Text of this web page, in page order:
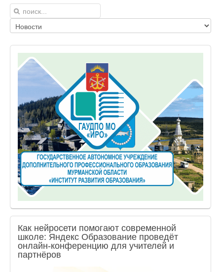
Как нейросети помогают современной
школе: Яндекс Образование проведёт
онлайн-конференцию для учителей и
партнёров